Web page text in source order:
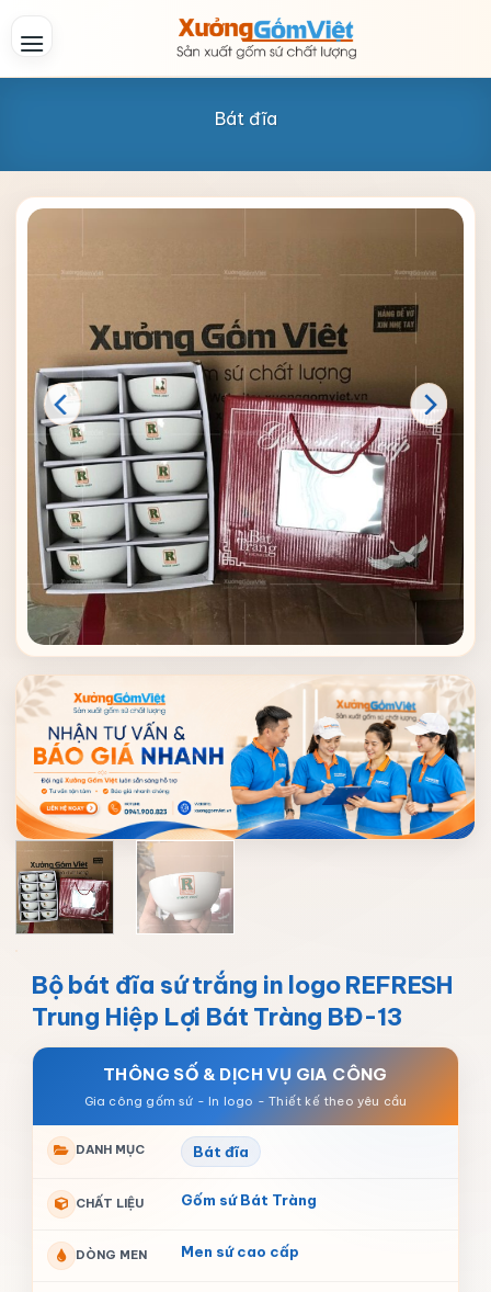
Bát đĩa
Bộ bát đĩa sứ trắng in logo REFRESH
Trung Hiệp Lợi Bát Tràng BĐ-13
THÔNG SỐ & DỊCH VỤ GIA CÔNG
DANH MỤC Bát đĩa
CHẤT LIỆU Gốm sứ Bát Tràng
DÒNG MEN Men sứ cao cấp